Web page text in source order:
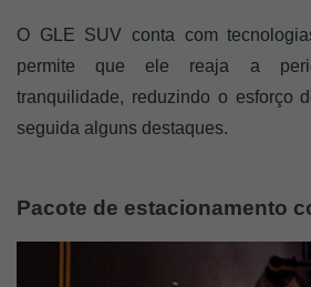
O GLE SUV conta com
permite que ele reaja a
tranquilidade, reduzindo o esforço
seguida alguns destaques.
Pacote de estacionamento